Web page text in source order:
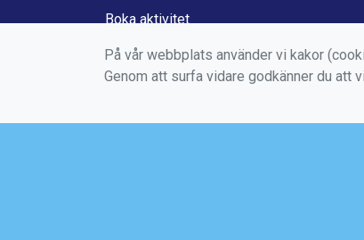
Boka aktivitet
Kontakta oss
Medlems -och användarvillkor
På vår webbplats använder vi kakor
Genom att surfa vidare godkänner du att